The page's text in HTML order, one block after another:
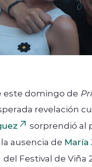
este domingo de
revelación
sorprendió al
ausencia de María
del Festival de Viña